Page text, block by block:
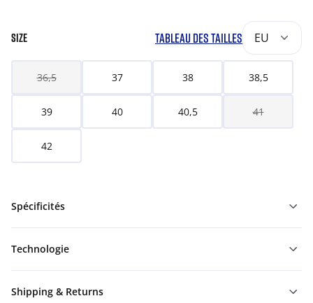
SIZE TABLEAU DES TAILLES EU
36,5 37 38 38,5
39 40 40,5 41
42
Spécificités
Technologie
Shipping & Returns